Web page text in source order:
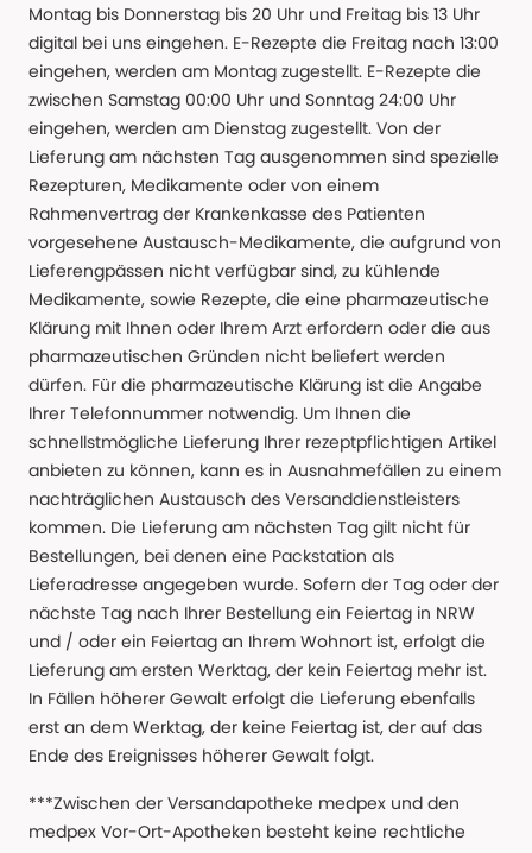
Montag bis Donnerstag bis 20 Uhr und Freitag bis 13 Uhr
digital bei uns eingehen. E-Rezepte die Freitag nach 13:00
eingehen, werden am Montag zugestellt. E-Rezepte die
zwischen Samstag 00:00 Uhr und Sonntag 24:00 Uhr
eingehen, werden am Dienstag zugestellt. Von der
Lieferung am nächsten Tag ausgenommen sind spezielle
Rezepturen, Medikamente oder von einem
Rahmenvertrag der Krankenkasse des Patienten
vorgesehene Austausch-Medikamente, die aufgrund von
Lieferengpässen nicht verfügbar sind, zu kühlende
Medikamente, sowie Rezepte, die eine pharmazeutische
Klärung mit Ihnen oder Ihrem Arzt erfordern oder die aus
pharmazeutischen Gründen nicht beliefert werden
dürfen. Für die pharmazeutische Klärung ist die Angabe
Ihrer Telefonnummer notwendig. Um Ihnen die
schnellstmögliche Lieferung Ihrer rezeptpflichtigen Artikel
anbieten zu können, kann es in Ausnahmefällen zu einem
nachträglichen Austausch des Versanddienstleisters
kommen. Die Lieferung am nächsten Tag gilt nicht für
Bestellungen, bei denen eine Packstation als
Lieferadresse angegeben wurde. Sofern der Tag oder der
nächste Tag nach Ihrer Bestellung ein Feiertag in NRW
und / oder ein Feiertag an Ihrem Wohnort ist, erfolgt die
Lieferung am ersten Werktag, der kein Feiertag mehr ist.
In Fällen höherer Gewalt erfolgt die Lieferung ebenfalls
erst an dem Werktag, der keine Feiertag ist, der auf das
Ende des Ereignisses höherer Gewalt folgt.
***Zwischen der Versandapotheke medpex und den
medpex Vor-Ort-Apotheken besteht keine rechtliche